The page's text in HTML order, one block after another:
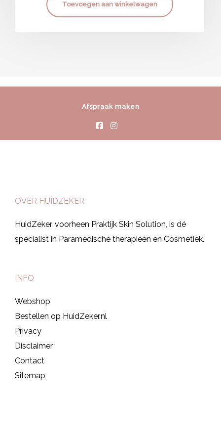
Toevoegen aan winkelwagen
Afspraak maken
OVER HUIDZEKER
HuidZeker, voorheen Praktijk Skin Solution, is dé
specialist in Paramedische therapieën en Cosmetiek.
INFO
Webshop
Bestellen op HuidZeker.nl
Privacy
Disclaimer
Contact
Sitemap